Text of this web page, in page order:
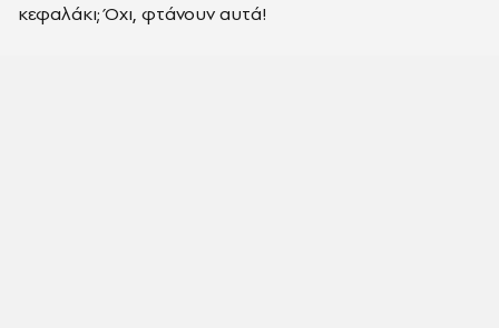
κεφαλάκι; Όχι, φτάνουν αυτά!